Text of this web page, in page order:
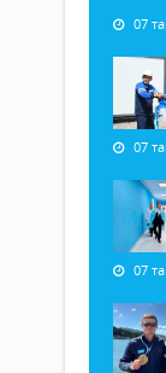
07
07
07